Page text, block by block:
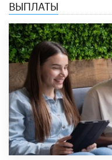
ВЫПЛАТЫ